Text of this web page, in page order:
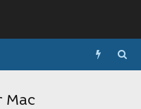
Mac